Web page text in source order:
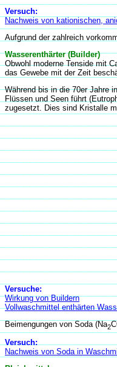
Versuch:
Nachweis von kationischen,
Aufgrund der zahlreich
Wasserenthärter (Builder)
Obwohl moderne Tenside mit
das Gewebe mit der Zeit
Während bis in die 70er Jahre
Flüssen und Seen führt
zugesetzt. Dies sind Kristalle
Versuche:
Wirkung von Buildern
Vollwaschmittel enthärten
Beimengungen von Soda (Na2
Versuch:
Nachweis von Soda in